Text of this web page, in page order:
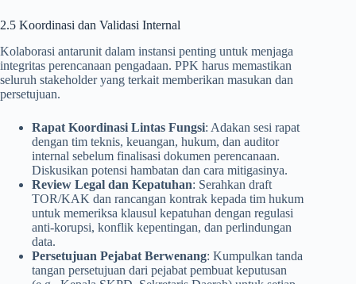
2.5 Koordinasi dan Validasi Internal
Kolaborasi antarunit dalam instansi penting untuk menjaga
integritas perencanaan pengadaan. PPK harus memastikan
seluruh stakeholder yang terkait memberikan masukan dan
persetujuan.
Rapat Koordinasi Lintas Fungsi: Adakan sesi rapat
dengan tim teknis, keuangan, hukum, dan auditor
internal sebelum finalisasi dokumen perencanaan.
Diskusikan potensi hambatan dan cara mitigasinya.
Review Legal dan Kepatuhan: Serahkan draft
TOR/KAK dan rancangan kontrak kepada tim hukum
untuk memeriksa klausul kepatuhan dengan regulasi
anti-korupsi, konflik kepentingan, dan perlindungan
data.
Persetujuan Pejabat Berwenang: Kumpulkan tanda
tangan persetujuan dari pejabat pembuat keputusan